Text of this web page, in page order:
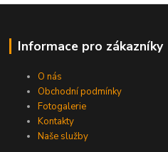
Informace pro zákazníky
O nás
Obchodní podmínky
Fotogalerie
Kontakty
Naše služby